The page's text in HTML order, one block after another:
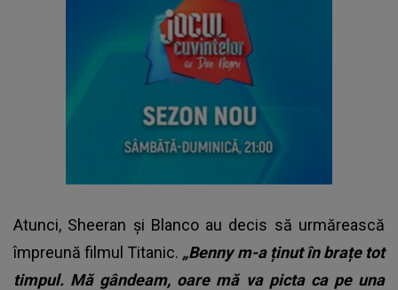
Atunci, Sheeran și Blanco au decis să urmărească
împreună filmul Titanic. „Benny m-a ținut în brațe tot
timpul. Mă gândeam, oare mă va picta ca pe una